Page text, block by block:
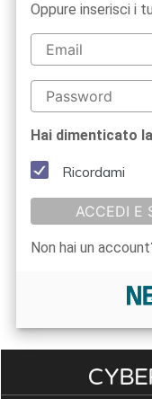
Oppure inserisci i
Hai dimenticato
Ricordami
ACCEDI E
Non hai un